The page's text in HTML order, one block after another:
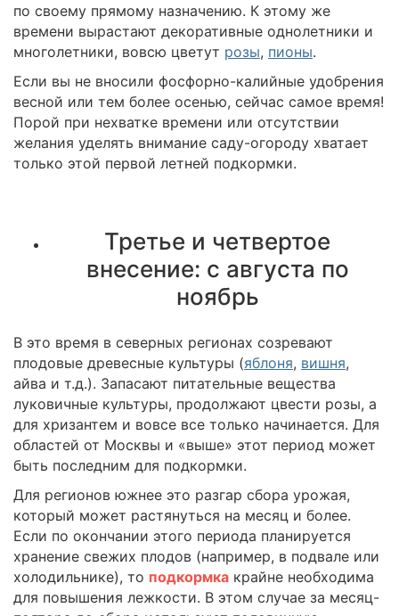
по своему прямому назначению. К этому же
времени вырастают декоративные однолетники и
многолетники, вовсю цветут розы, пионы.
Если вы не вносили фосфорно-калийные удобрения
весной или тем более осенью, сейчас самое время!
Порой при нехватке времени или отсутствии
желания уделять внимание саду-огороду хватает
только этой первой летней подкормки.
Третье и четвертое
внесение: с августа по
ноябрь
В это время в северных регионах созревают
плодовые древесные культуры (яблоня, вишня,
айва и т.д.). Запасают питательные вещества
луковичные культуры, продолжают цвести розы, а
для хризантем и вовсе все только начинается. Для
областей от Москвы и «выше» этот период может
быть последним для подкормки.
Для регионов южнее это разгар сбора урожая,
который может растянуться на месяц и более.
Если по окончании этого периода планируется
хранение свежих плодов (например, в подвале или
холодильнике), то подкормка крайне необходима
для повышения лежкости. В этом случае за месяц-